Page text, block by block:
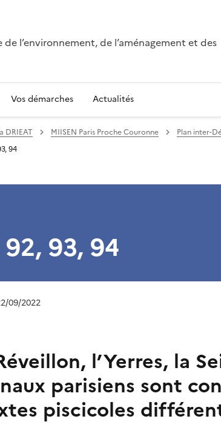
l’environnement, de l’aménagement et des
Vos démarches Actualités
DRIEAT MIISEN Paris Proche Couronne
Plan inter-
94
92, 93, 94
09/2022
l’Yerres, la
parisiens sont
piscicoles